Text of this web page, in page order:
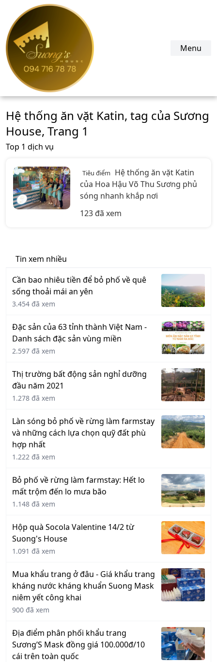
suonghouse.com
Menu
Hệ thống ăn vặt Katin, tag của Sương
House, Trang 1
Top 1 dịch vụ
Tiêu điểm
Hệ thống ăn vặt Katin
của Hoa Hậu Võ Thu Sương phủ
sóng nhanh khắp nơi
123 đã xem
Tin xem nhiều
Cần bao nhiêu tiền để bỏ phố về quê
sống thoải mái an yên
3.454 đã xem
Đặc sản của 63 tỉnh thành Việt Nam -
Danh sách đặc sản vùng miền
2.597 đã xem
Thị trường bất động sản nghỉ dưỡng
đầu năm 2021
1.278 đã xem
Làn sóng bỏ phố về rừng làm farmstay
và những cách lựa chọn quỹ đất phù
hợp nhất
1.222 đã xem
Bỏ phố về rừng làm farmstay: Hết lo
mất trộm đến lo mưa bão
1.148 đã xem
Hộp quà Socola Valentine 14/2 từ
Suong's House
1.091 đã xem
Mua khẩu trang ở đâu - Giá khẩu trang
kháng nước kháng khuẩn Suong Mask
niêm yết công khai
900 đã xem
Địa điểm phân phối khẩu trang
Sương’S Mask đồng giá 100.000đ/10
cái trên toàn quốc